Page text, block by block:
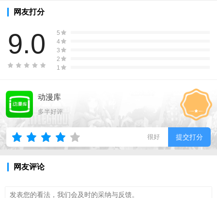
网友打分
9.0
5
4
3
2
1
动漫库
多半好评
很好 提交打分
网友评论